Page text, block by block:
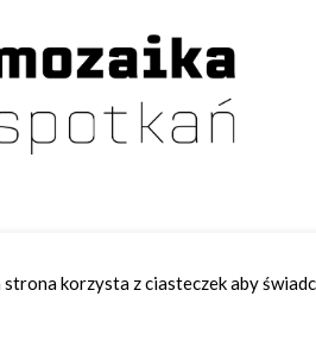
strona korzysta z ciasteczek aby